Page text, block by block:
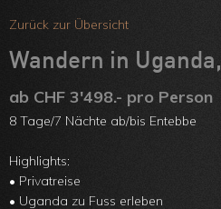
Team
Über uns
Feedbacks
Kontakt
ARVB
Zurück zur Übersicht
Wandern in
ab CHF 3'498.- pro Person
8 Tage/7 Nächte ab/bis Entebbe
Highlights:
• Privatreise
• Uganda zu Fuss erleben